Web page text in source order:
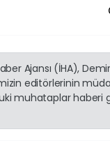
Ajansı (İHA),
editörlerinin
muhataplar